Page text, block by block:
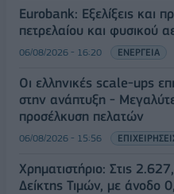
Eurobank: Εξελίξεις και
πετρελαίου και φυσικού
06/08/2026 - 16:20 ΕΝΕΡΓΕΙΑ
Οι ελληνικές scale-ups
στην ανάπτυξη -
προσέλκυση πελατών
06/08/2026 - 15:56
Χρηματιστήριο: Στις
Δείκτης Τιμών, με άνοδο